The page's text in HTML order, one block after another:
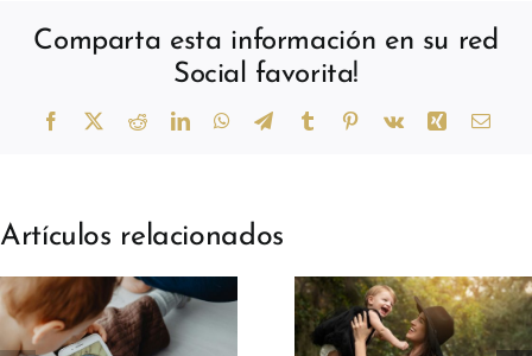
Comparta esta información en su red
Social favorita!
Facebook RedditLinkedInWhatsApp
TelegramTumblr Pinterest
Vk Xing
Artículos relacionados
El impacto del
amor de una
¡Mamá, no